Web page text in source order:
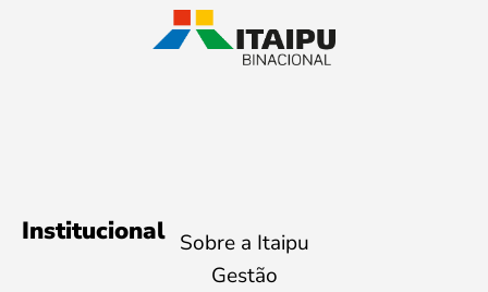
Institucional Sobre a Itaipu
Gestão